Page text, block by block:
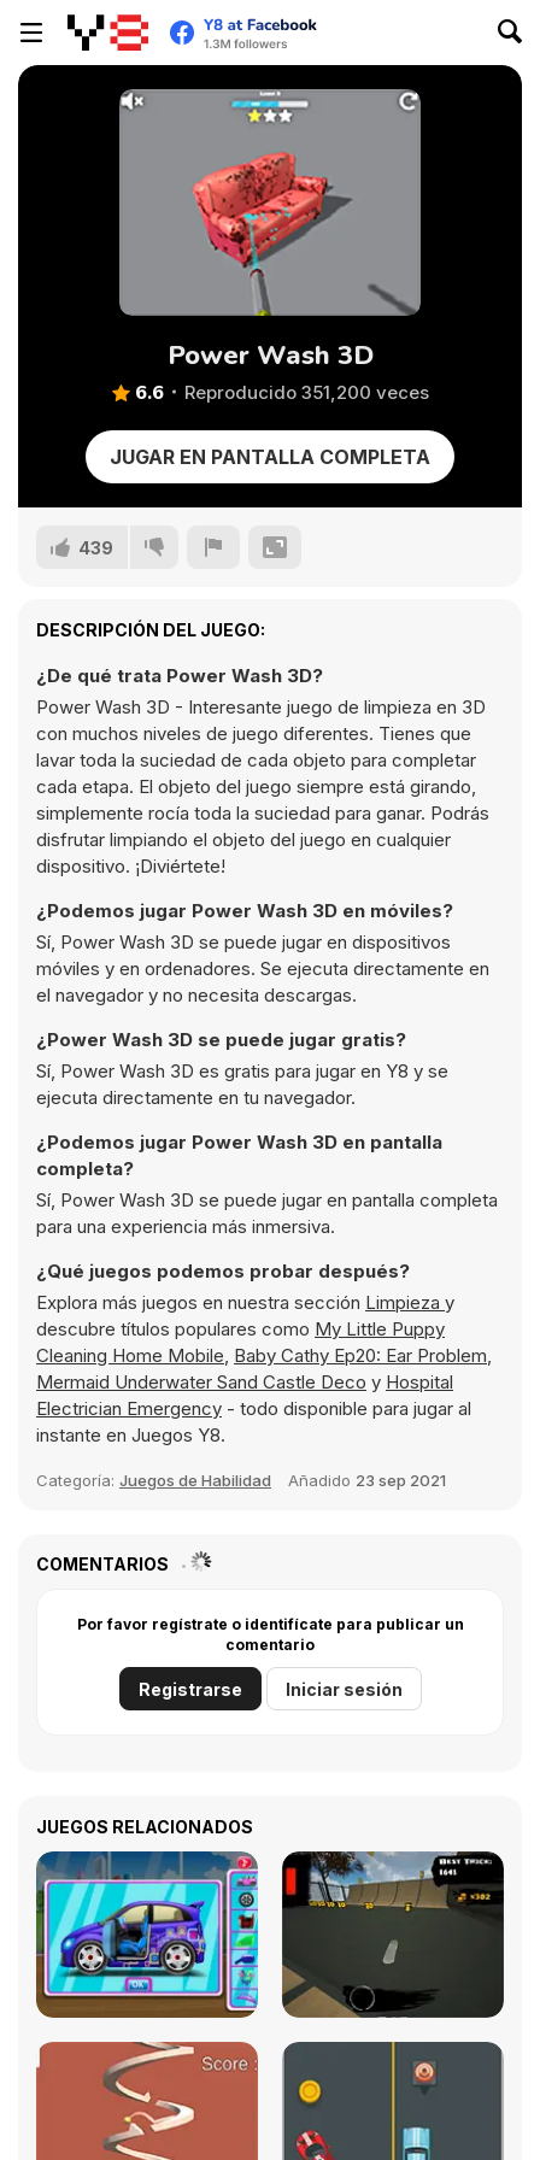
Power Wash 3D
6.6 Reproducido 351,200 veces
JUGAR EN PANTALLA COMPLETA
439
DESCRIPCIÓN DEL JUEGO:
¿De qué trata Power Wash 3D?
Power Wash 3D - Interesante juego de limpieza en 3D
con muchos niveles de juego diferentes. Tienes que
lavar toda la suciedad de cada objeto para completar
cada etapa. El objeto del juego siempre está girando,
simplemente rocía toda la suciedad para ganar. Podrás
disfrutar limpiando el objeto del juego en cualquier
dispositivo. ¡Diviértete!
¿Podemos jugar Power Wash 3D en móviles?
Sí, Power Wash 3D se puede jugar en dispositivos
móviles y en ordenadores. Se ejecuta directamente en
el navegador y no necesita descargas.
¿Power Wash 3D se puede jugar gratis?
Sí, Power Wash 3D es gratis para jugar en Y8 y se
ejecuta directamente en tu navegador.
¿Podemos jugar Power Wash 3D en pantalla
completa?
Sí, Power Wash 3D se puede jugar en pantalla completa
para una experiencia más inmersiva.
¿Qué juegos podemos probar después?
Explora más juegos en nuestra sección Limpieza y
descubre títulos populares como My Little Puppy
Cleaning Home Mobile, Baby Cathy Ep20: Ear Problem,
Mermaid Underwater Sand Castle Deco y Hospital
Electrician Emergency - todo disponible para jugar al
instante en Juegos Y8.
Categoría: Juegos de Habilidad Añadido 23 sep 2021
COMENTARIOS
Por favor regístrate o identifícate para publicar un
comentario
Registrarse Iniciar sesión
JUEGOS RELACIONADOS